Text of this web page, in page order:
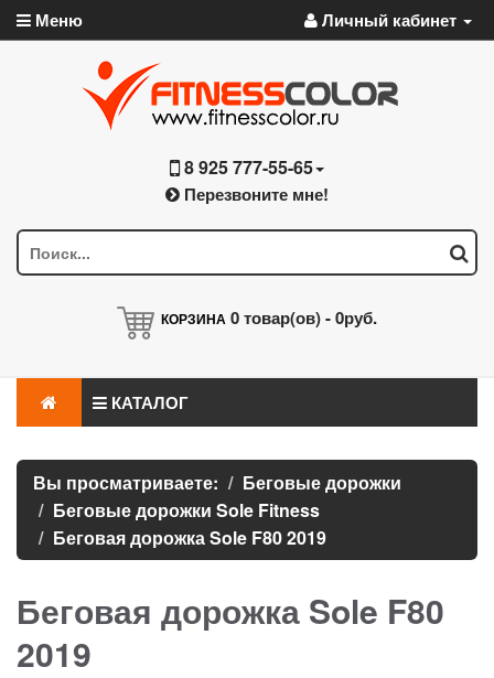
Меню Личный кабинет
8 925 777-55-65
Перезвоните мне!
КОРЗИНА 0товар(ов) -0руб.
КАТАЛОГ
Вы просматриваете:
Беговые дорожки
Беговые дорожки Sole Fitness
Беговая дорожка Sole F80 2019
Беговая дорожка Sole F80
2019